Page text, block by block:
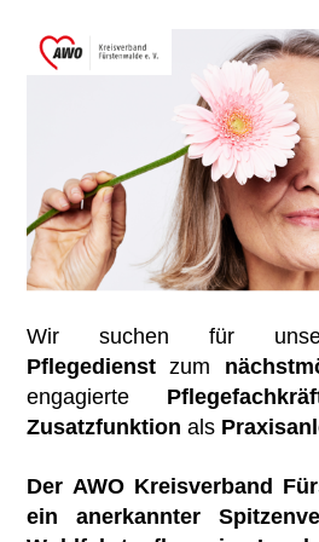
Ambulante Pflege
Erziehungs- &
Suchtberatung
Selbsthilfekontaktstelle
„Zimmer mit Aussicht“
Helferkreis
Mehrgenerationenhaus
Eltern-Kind-Zentrum
Angebote für Senioren
Kietztreff im „Zimmer mit
Betriebsrat
Mitmachen
Mitglied werden
Ehrenamt
Spenden
Wir suchen für
Pflegedienst zum
engagierte
Zusatzfunktionals
Der AWO Kreisverband
ein anerkannter